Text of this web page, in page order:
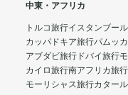
中東・アフリカ
トルコ旅行イスタンブー
カッパドキア旅行パムッ
アブダビ旅行 ドバイ旅行
カイロ旅行南アフリカ旅行
モーリシャス旅行カター